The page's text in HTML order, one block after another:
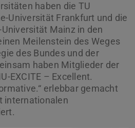
haben die TU
Universität Frankfurt und die
Mainz in den
Meilenstein des Weges
des Bundes und der
haben Mitglieder der
EXCITE – Excellent.
erlebbar gemacht
internationalen